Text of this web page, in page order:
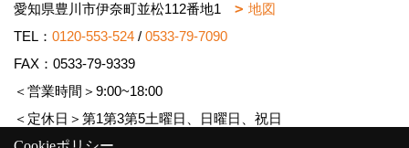
愛知県豊川市伊奈町並松112番地1
地図
TEL： 0120-553-524 / 0533-79-7090
FAX：0533-79-9339
＜営業時間＞9:00~18:00
＜定休日＞第1第3第5土曜日、日曜日、祝日